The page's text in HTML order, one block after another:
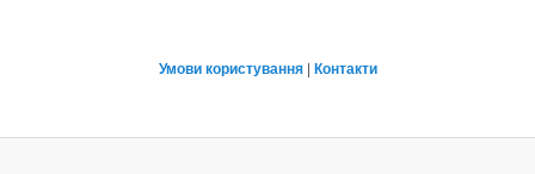
Умови користування| Контакти